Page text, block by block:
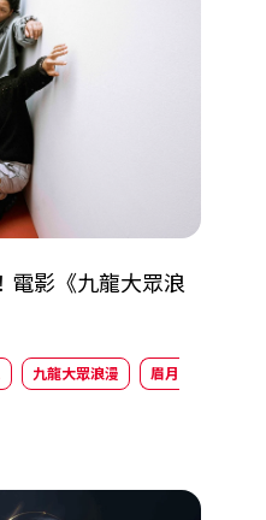
電影《九龍大眾浪
九龍大眾浪漫
眉月